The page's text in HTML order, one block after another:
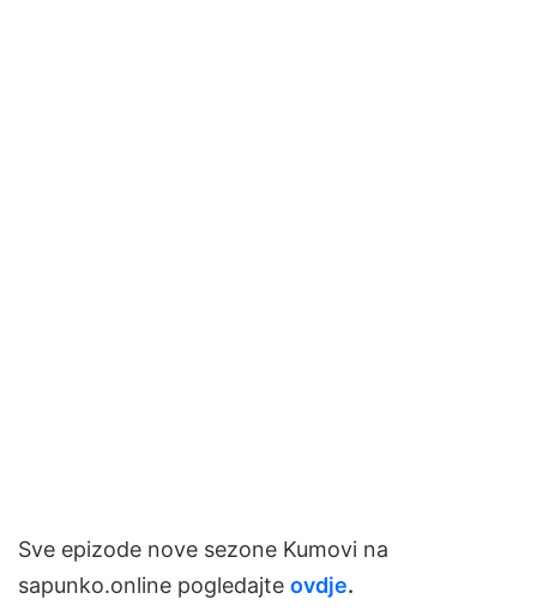
Sve epizode nove sezone Kumovi na
sapunko.online pogledajte ovdje.